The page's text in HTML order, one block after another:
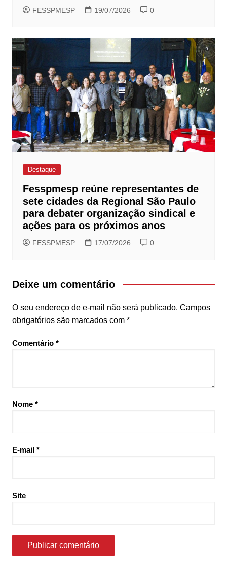
FESSPMESP 19/07/2026 0
Destaque
Fesspmesp reúne representantes de
sete cidades da Regional São Paulo
para debater organização sindical e
ações para os próximos anos
FESSPMESP 17/07/2026 0
Deixe um comentário
O seu endereço de e-mail não será publicado. Campos
obrigatórios são marcados com *
Comentário *
Nome *
E-mail *
Site